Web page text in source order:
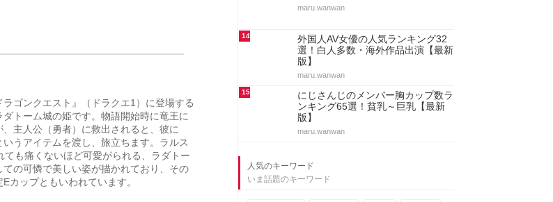
ラゴンクエスト』（ドラクエ1）に登場する
ダトーム城の姫です。物語開始時に竜王に
、主人公（勇者）に救出されると、彼に
いうアイテムを渡し、旅立ちます。ラルス
ても痛くないほど可愛がられる、ラダトー
ての可憐で美しい姿が描かれており、その
カップともいわれています。
maru.wanwan
14
外国人AV女優の人気ランキング32
選！白人多数・海外作品出演【最新
版】
maru.wanwan
15
にじさんじのメンバー胸カップ数ラ
ンキング65選！貧乳～巨乳【最新
版】
maru.wanwan
人気のキーワード
いま話題のキーワード